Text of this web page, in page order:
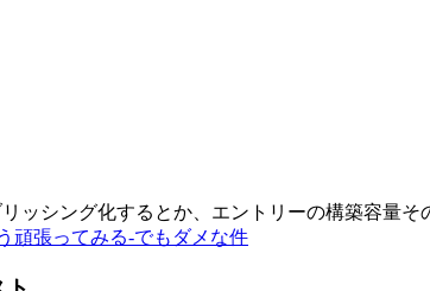
シング化するとか、エントリーの構築容量そ
頑張ってみる-でもダメな件